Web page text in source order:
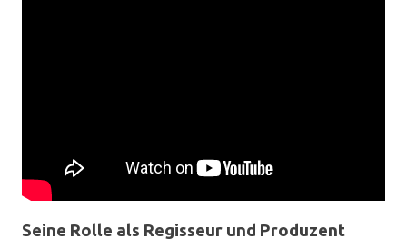
Seine Rolle als Regisseur und Produzent